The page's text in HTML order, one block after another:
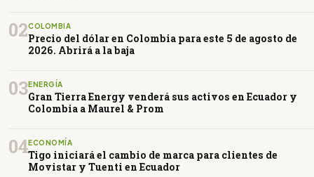
02COLOMBIA
Precio del dólar en Colombia para este 5 de agosto de
2026. Abrirá a la baja
03ENERGÍA
Gran Tierra Energy venderá sus activos en Ecuador y
Colombia a Maurel & Prom
04ECONOMÍA
Tigo iniciará el cambio de marca para clientes de
Movistar y Tuenti en Ecuador